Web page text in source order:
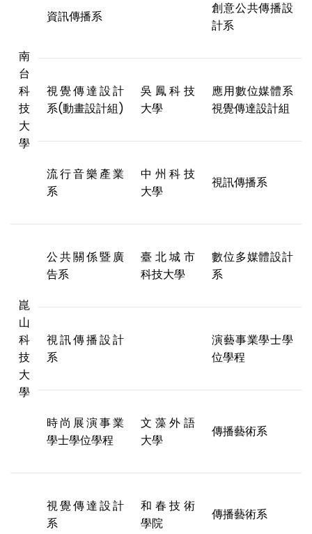
南
台
科
技
大
學
資訊傳播系
創意公共傳播設
計系
視覺傳達設計
系(動畫設計組)
吳鳳科技
大學
應用數位媒體系
視覺傳達設計組
流行音樂產業
系
中州科技
大學
視訊傳播系
崑
山
科
技
大
學
公共關係暨廣
告系
臺北城市
科技大學
數位多媒體設計
系
視訊傳播設計
系
演藝事業學士學
位學程
時尚展演事業
學士學位學程
文藻外語
大學
傳播藝術系
視覺傳達設計
系
和春技術
學院
傳播藝術系